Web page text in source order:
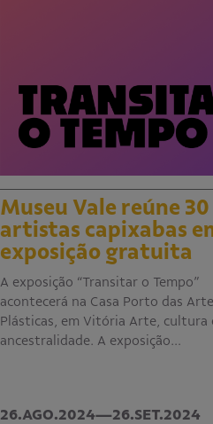
Museu Vale reúne 30
artistas capixabas
exposição gratuita
A exposição “Transitar o Tempo”
acontecerá na Casa Porto das
Plásticas, em Vitória Arte, cultura
ancestralidade. A exposição…
26.AGO.2024—26.SET.2024